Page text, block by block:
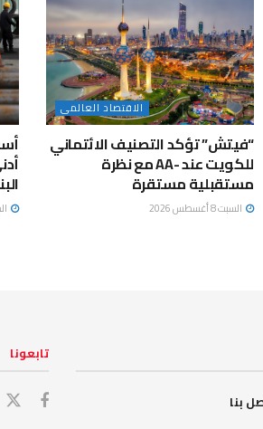
الاقتصاد العالمى
“فيتش” تؤكد التصنيف الائتماني
للكويت عند -AA مع نظرة
مستقبلية مستقرة
السبت 8 أغسطس 2026
بنا
تابعونا